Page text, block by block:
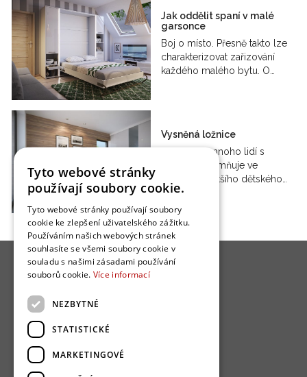
Jak oddělit spaní v malé
garsonce
Boj o místo. Přesně takto lze
charakterizovat zařizování
každého malého bytu. O…
Vysněná ložnice
Ačkoliv se mnoho lidí s
ložnicí uskromňuje ve
prospěch většího dětského…
Tyto webové stránky
používají soubory cookie.
Tyto webové stránky používají soubory
cookie ke zlepšení uživatelského zážitku.
Používáním našich webových stránek
souhlasíte se všemi soubory cookie v
souladu s našimi zásadami používání
souborů cookie. Více informací
NEZBYTNÉ
STATISTICKÉ
MARKETINGOVÉ